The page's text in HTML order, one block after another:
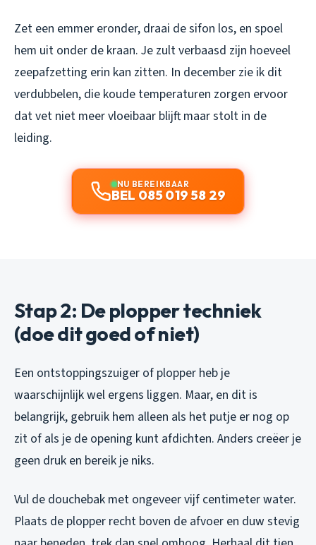
Zet een emmer eronder, draai de sifon los, en spoel
hem uit onder de kraan. Je zult verbaasd zijn hoeveel
zeepafzetting erin kan zitten. In december zie ik dit
verdubbelen, die koude temperaturen zorgen ervoor
dat vet niet meer vloeibaar blijft maar stolt in de
leiding.
NU BEREIKBAAR
BEL 085 019 58 29
Stap 2: De plopper techniek
(doe dit goed of niet)
Een ontstoppingszuiger of plopper heb je
waarschijnlijk wel ergens liggen. Maar, en dit is
belangrijk, gebruik hem alleen als het putje er nog op
zit of als je de opening kunt afdichten. Anders creëer je
geen druk en bereik je niks.
Vul de douchebak met ongeveer vijf centimeter water.
Plaats de plopper recht boven de afvoer en duw stevig